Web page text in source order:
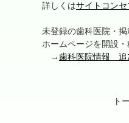
詳しくはサイトコンセ
未登録の歯科医院・掲
ホームページを開設・
→歯科医院情報 追
トー